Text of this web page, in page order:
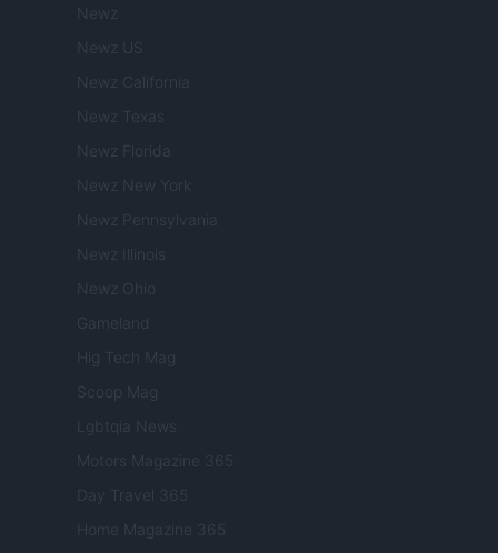
Newz
Newz US
Newz California
Newz Texas
Newz Florida
Newz New York
Newz Pennsylvania
Newz Illinois
Newz Ohio
Gameland
Hig Tech Mag
Scoop Mag
Lgbtqia News
Motors Magazine 365
Day Travel 365
Home Magazine 365